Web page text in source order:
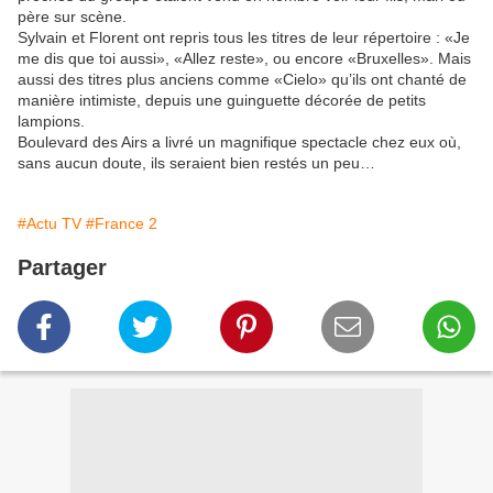
père sur scène.
Sylvain et Florent ont repris tous les titres de leur répertoire : «Je
me dis que toi aussi», «Allez reste», ou encore «Bruxelles». Mais
aussi des titres plus anciens comme «Cielo» qu’ils ont chanté de
manière intimiste, depuis une guinguette décorée de petits
lampions.
Boulevard des Airs a livré un magnifique spectacle chez eux où,
sans aucun doute, ils seraient bien restés un peu…
#Actu TV #France 2
Partager